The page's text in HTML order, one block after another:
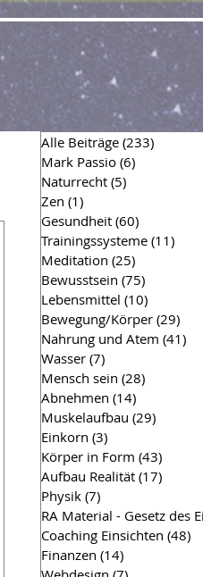
Alle Beiträge (233)
Mark Passio (6)
Naturrecht (5)
Zen (1)
Gesundheit (60)
Trainingssysteme (11)
Meditation (25)
Bewusstsein (75)
Lebensmittel (10)
Bewegung/Körper (29)
Nahrung und Atem (41)
Wasser (7)
Mensch sein (28)
Abnehmen (14)
Muskelaufbau (29)
Einkorn (3)
Körper in Form (43)
Aufbau Realität (17)
Physik (7)
RA Material - Gesetz des
Coaching Einsichten (48)
Finanzen (14)